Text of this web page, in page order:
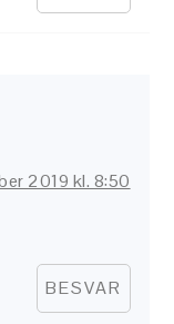
2019 kl. 8:50
BESVAR